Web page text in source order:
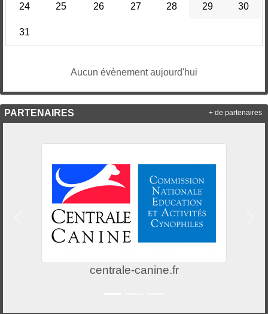
24 25 26 27 28 29 30
31
Aucun évènement aujourd'hui
PARTENAIRES
centrale-canine.fr
Précedent
+ de partenaires